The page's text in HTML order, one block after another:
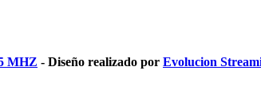
MHZ - Diseño realizado por Evolucion